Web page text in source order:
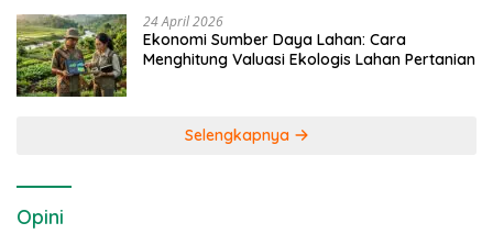
24 April 2026
Ekonomi Sumber Daya Lahan: Cara
Menghitung Valuasi Ekologis Lahan Pertanian
Selengkapnya
Opini